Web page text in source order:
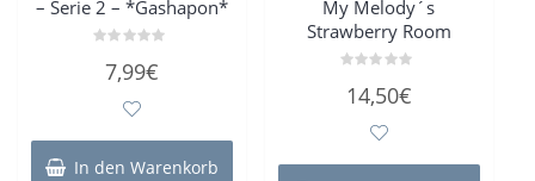
– Serie 2 – *Gashapon*
mit
7,99€
In den Warenkorb
My Melody´s
Strawberry Room
mit
14,50€